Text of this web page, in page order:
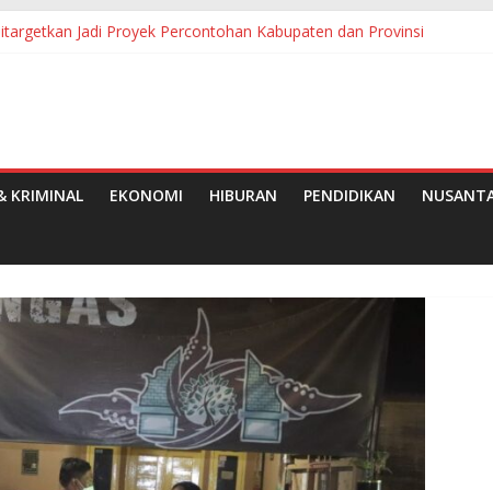
Jadi Proyek Percontohan Kabupaten dan Provinsi
Pemkab Simalungun Berhasil Evakuasi 6 Warga
Wajib Belajar 13 Tahun: Bunda PAUD Simalungun Resmikan 2 TK
Dua Wajah Kelam Menghantui SMKN Pakkat
KRIMINAL EKONOMI HIBURAN PENDIDIKAN